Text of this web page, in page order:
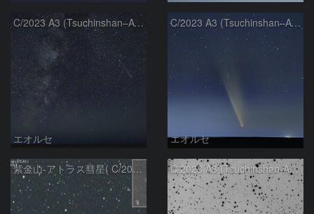
C/2023 A3 (Tsuchinshan–ATLAS)と天の川
エオルセ
C/2023 A3 (Tsuchinshan–ATLAS)
エオルセ
紫金山-アトラス彗星( C/2023A3 )：2025/09/16 C/2023 A3 (Tsuchinshan-ATLAS)